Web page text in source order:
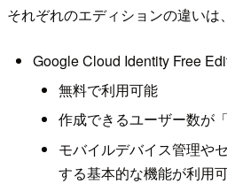
それぞれのエディションの違いは
Google Cloud Identity Free
無料で利用可能
作成できるユーザー数が
モバイルデバイス管理や
する基本的な機能が利用